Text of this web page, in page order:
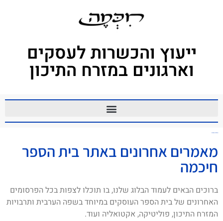
ייעוץ והכשרות לעסקים
וארגונים במזרח התיכון
משלים בערבית
מאמרים אחרונים באתר בית הספר
חיכמה
ברוכים הבאים לעמוד הבלוג שלנו, בו תוכלו לצפות בכל הפרסומים
האחרונים של בית הספר העוסקים במיוחד בשפה הערבית ותרבויות
המזרח התיכון, פוליטיקה, אקטואליה ועוד.